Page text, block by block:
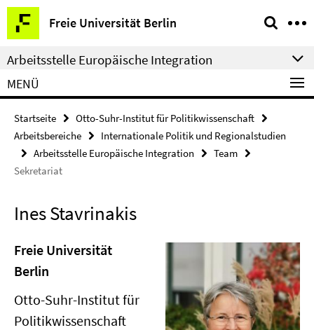
Springe
direkt
zu
Inhalt
Freie Universität Berlin
Service-
Navigation
Arbeitsstelle Europäische Integration
MENÜ
Startseite
Otto-Suhr-Institut für Politikwissenschaft
Arbeitsbereiche
Internationale Politik und Regionalstudien
Arbeitsstelle Europäische Integration
Team
Sekretariat
Ines Stavrinakis
Freie Universität
Berlin
Otto-Suhr-Institut für
Politikwissenschaft